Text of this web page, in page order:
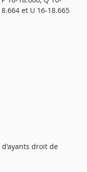
et U 16-18.665
droit de